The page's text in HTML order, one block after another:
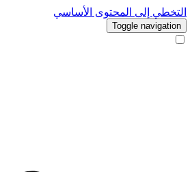
التخطي إلى المحتوى الأساسي
Toggle navigation